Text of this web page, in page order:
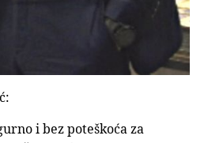
i bez poteškoća za